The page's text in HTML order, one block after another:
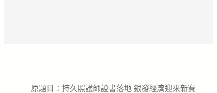
原題目：持久照護師證書落地 銀發經濟迎來新賽